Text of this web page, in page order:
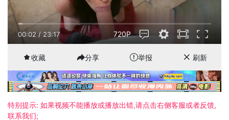
00:02 / 23:17 720P
收藏 分享 举报 刷新
特别提示: 如果视频不能播放或播放出错,请点击右侧客服或者反馈,
联系我们;